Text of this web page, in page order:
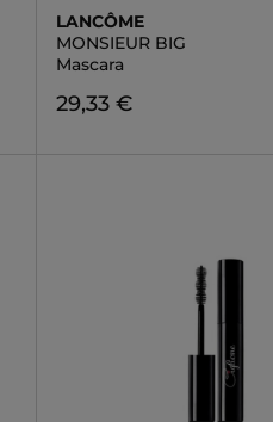
LANCÔME
MONSIEUR BIG
Mascara
29,33 €